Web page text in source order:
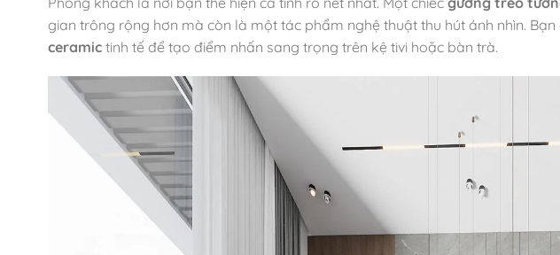
gian trông rộng hơn mà còn là một tác phẩm nghệ thuật thu hút ánh nhìn.
ceramic tinh tế để tạo điểm nhấn sang trọng trên kệ tivi hoặc bàn trà.